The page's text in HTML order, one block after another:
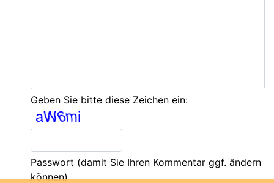
Geben Sie bitte diese Zeichen ein:
Passwort (damit Sie Ihren Kommentar ggf. ändern
können)